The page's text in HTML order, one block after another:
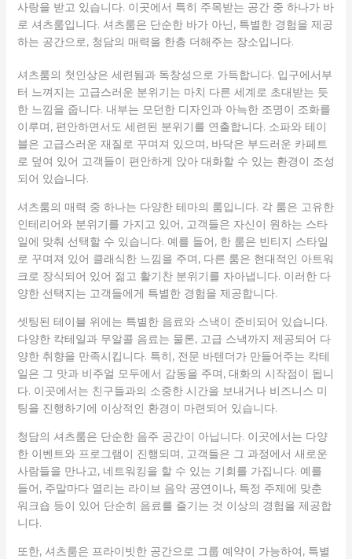
사랑을 받고 있습니다. 이곳에서 특히 주목받는 공간 중 하나가 바
로 셔츠룸입니다. 셔츠룸은 단순한 바가 아닌, 특별한 경험을 제공
하는 공간으로, 청담의 매력을 한층 더해주는 장소입니다.
셔츠룸의 첫인상은 세련됨과 독창성으로 가득합니다. 입구에서부
터 느껴지는 고급스러운 분위기는 마치 다른 세계로 초대받는 듯
한 느낌을 줍니다. 내부는 모던한 디자인과 아늑한 조명이 조화를
이루며, 편안하면서도 세련된 분위기를 연출합니다. 소파와 테이
블은 고급스러운 재질로 꾸며져 있으며, 바닥은 부드러운 카페트
로 덮여 있어 고객들이 편안하게 앉아 대화할 수 있는 환경이 조성
되어 있습니다.
셔츠룸의 매력 중 하나는 다양한 테마의 룸입니다. 각 룸은 고유한
인테리어와 분위기를 가지고 있어, 고객들은 자신이 원하는 스타
일에 맞춰 선택할 수 있습니다. 예를 들어, 한 룸은 빈티지 스타일
로 꾸며져 있어 클래식한 느낌을 주며, 다른 룸은 현대적인 아트워
크로 장식되어 있어 젊고 활기찬 분위기를 자아냅니다. 이러한 다
양한 선택지는 고객들에게 특별한 경험을 제공합니다.
셋팅된 테이블 위에는 특별한 음료와 스낵이 준비되어 있습니다.
다양한 칵테일과 무알콜 음료는 물론, 고급 스낵까지 제공되어 다
양한 취향을 만족시킵니다. 특히, 전문 바텐더가 만들어주는 칵테
일은 그 맛과 비주얼 모두에서 감동을 주며, 대화의 시작점이 됩니
다. 이곳에서는 친구들과의 소중한 시간을 보내거나 비즈니스 미
팅을 진행하기에 이상적인 환경이 마련되어 있습니다.
청담의 셔츠룸은 단순한 음주 공간이 아닙니다. 이곳에서는 다양
한 이벤트와 프로그램이 진행되며, 고객들은 그 과정에서 새로운
사람들을 만나고, 네트워킹을 할 수 있는 기회를 가집니다. 예를
들어, 주말마다 열리는 라이브 음악 공연이나, 특정 주제에 맞춘
워크숍 등이 있어 단순히 음료를 즐기는 것 이상의 경험을 제공합
니다.
또한, 셔츠룸은 프라이빗한 공간으로 그룹 예약이 가능하여, 특별